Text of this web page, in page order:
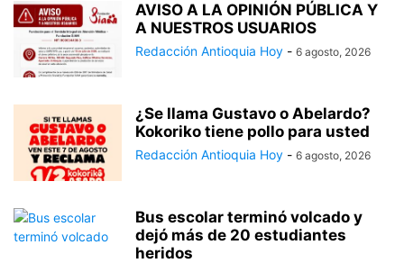
AVISO A LA OPINIÓN PÚBLICA Y
A NUESTROS USUARIOS
Redacción Antioquia Hoy - 6 agosto, 2026
¿Se llama Gustavo o Abelardo?
Kokoriko tiene pollo para usted
Redacción Antioquia Hoy - 6 agosto, 2026
Bus escolar terminó volcado y
dejó más de 20 estudiantes
heridos